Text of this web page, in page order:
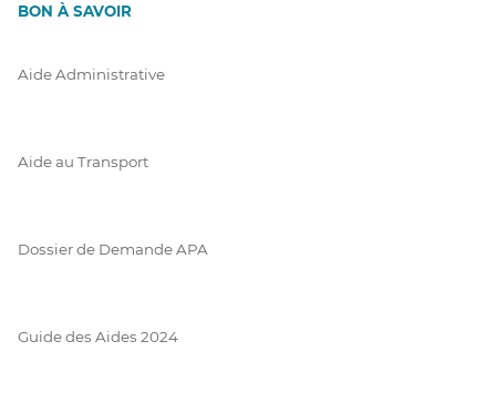
BON À SAVOIR
Aide Administrative
Aide au Transport
Dossier de Demande APA
Guide des Aides 2024